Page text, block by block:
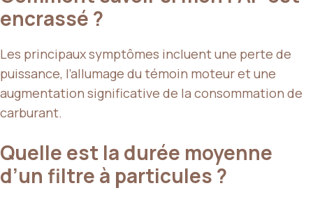
encrassé ?
Les principaux symptômes incluent une perte de
puissance, l’allumage du témoin moteur et une
augmentation significative de la consommation de
carburant.
Quelle est la durée moyenne
d’un filtre à particules ?